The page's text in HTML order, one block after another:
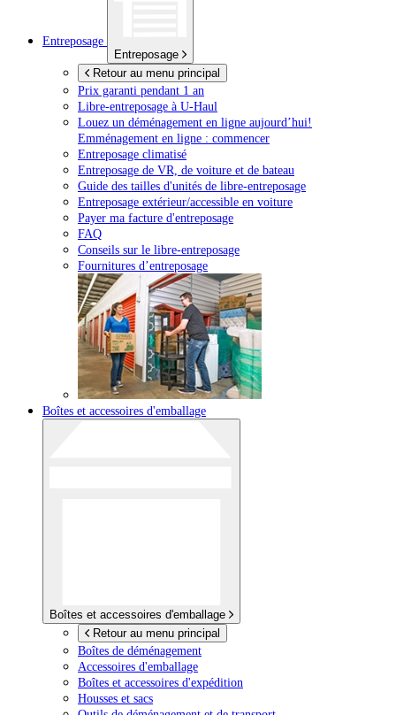
Entreposage
Entreposage
Retour au menu principal
Prix garanti pendant 1 an
Libre-entreposage à U-Haul
Louez un déménagement en ligne aujourd’hui!
Emménagement en ligne : commencer
Entreposage climatisé
Entreposage de VR, de voiture et de bateau
Guide des tailles d'unités de libre-entreposage
Entreposage extérieur/accessible en voiture
Payer ma facture d'entreposage
FAQ
Conseils sur le libre-entreposage
Fournitures d’entreposage
Boîtes et accessoires d'emballage
Boîtes et accessoires d'emballage
Retour au menu principal
Boîtes de déménagement
Accessoires d'emballage
Boîtes et accessoires d'expédition
Housses et sacs